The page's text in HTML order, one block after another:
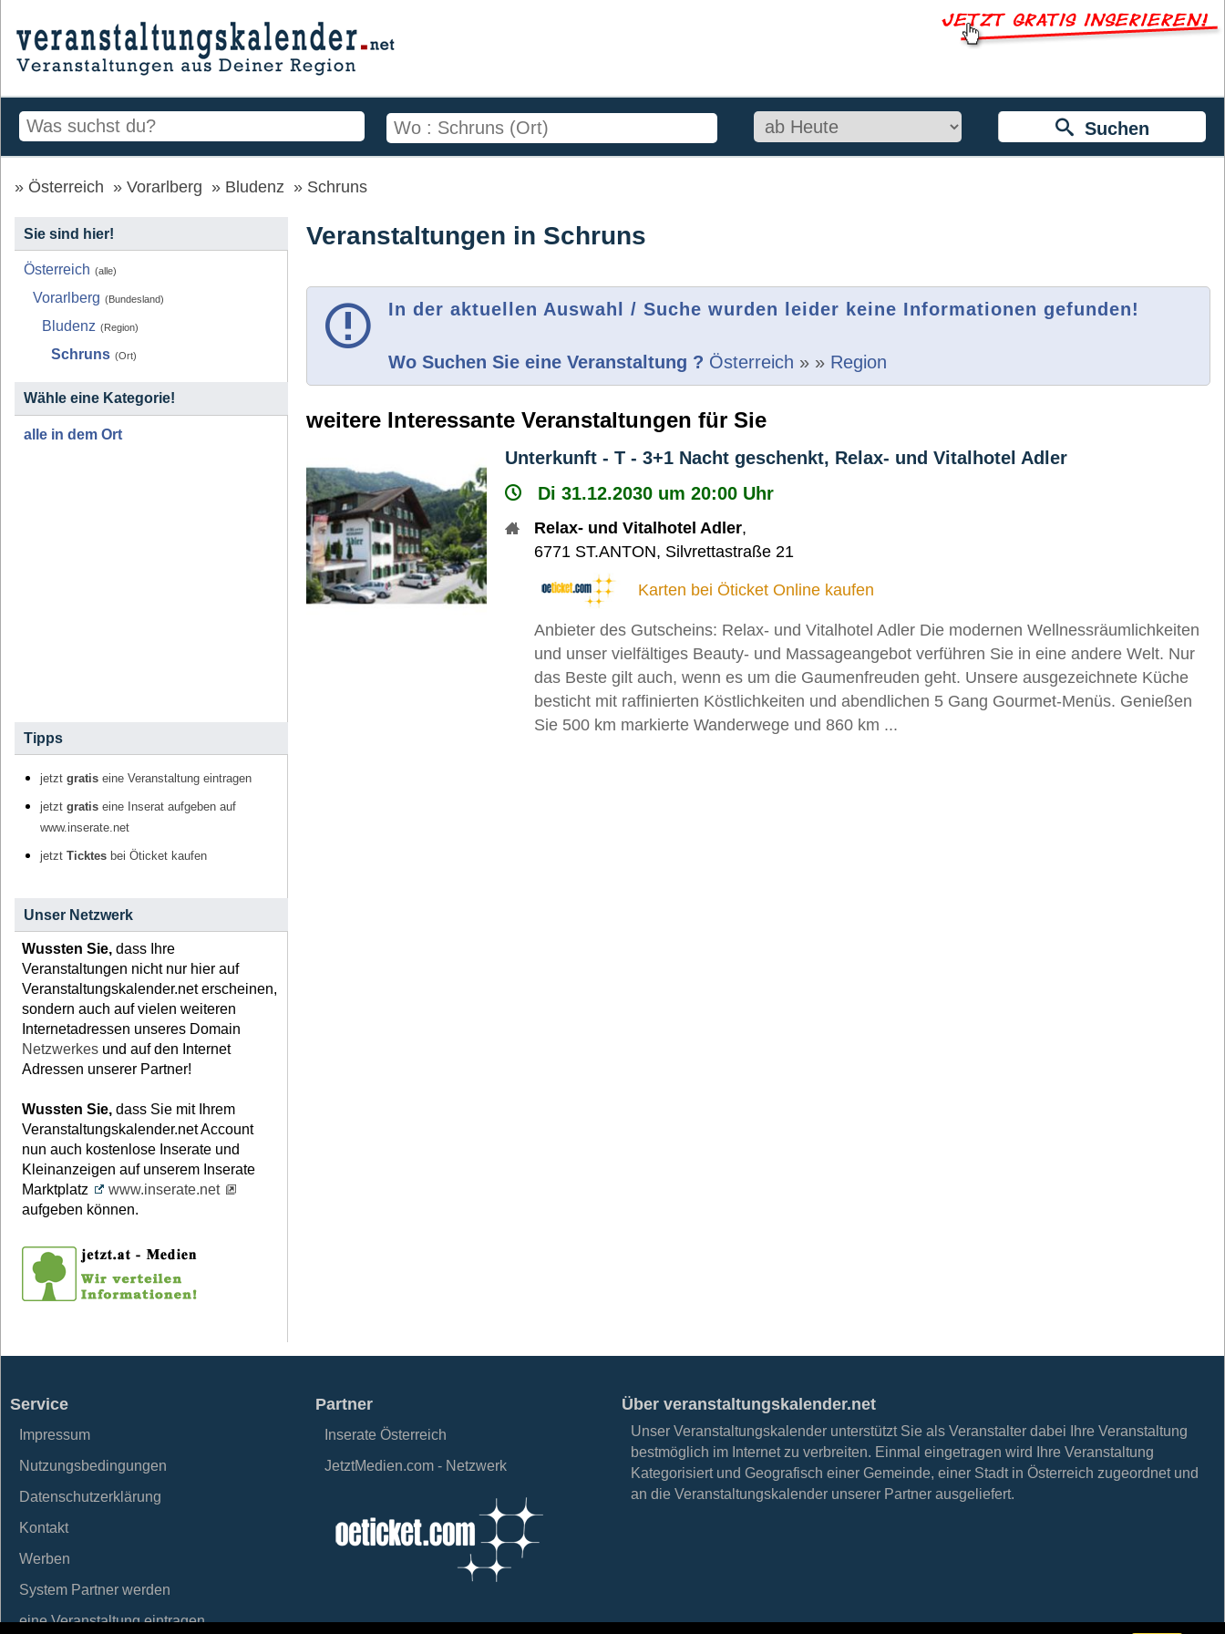
Suchen
Österreich Vorarlberg Bludenz Schruns
Veranstaltungen in Schruns
In der aktuellen Auswahl / Suche wurden leider keine Informationen gefunden!
Wo Suchen Sie eine Veranstaltung ? Österreich » » Region
weitere Interessante Veranstaltungen für Sie
Unterkunft - T - 3+1 Nacht geschenkt, Relax- und Vitalhotel Adler
Di 31.12.2030 um 20:00 Uhr
Relax- und Vitalhotel Adler,
6771 ST.ANTON, Silvrettastraße 21
Karten bei Öticket Online kaufen
Anbieter des Gutscheins: Relax- und Vitalhotel Adler Die modernen Wellnessräumlichkeiten
und unser vielfältiges Beauty- und Massageangebot verführen Sie in eine andere Welt. Nur
das Beste gilt auch, wenn es um die Gaumenfreuden geht. Unsere ausgezeichnete Küche
besticht mit raffinierten Köstlichkeiten und abendlichen 5 Gang Gourmet-Menüs. Genießen
Sie 500 km markierte Wanderwege und 860 km ...
Sie sind hier!
Österreich (alle)
Vorarlberg (Bundesland)
Bludenz (Region)
Schruns (Ort)
Wähle eine Kategorie!
alle in dem Ort
Tipps
jetzt gratis eine Veranstaltung eintragen
jetzt gratis eine Inserat aufgeben auf
www.inserate.net
jetzt Ticktes bei Öticket kaufen
Unser Netzwerk
Wussten Sie, dass Ihre
Veranstaltungen nicht nur hier auf
Veranstaltungskalender.net erscheinen,
sondern auch auf vielen weiteren
Internetadressen unseres Domain
Netzwerkes und auf den Internet
Adressen unserer Partner!
Wussten Sie, dass Sie mit Ihrem
Veranstaltungskalender.net Account
nun auch kostenlose Inserate und
Kleinanzeigen auf unserem Inserate
Marktplatz
www.inserate.net
aufgeben können.
Service
Impressum
Nutzungsbedingungen
Datenschutzerklärung
Kontakt
Werben
System Partner werden
eine Veranstaltung eintragen
Partner
Inserate Österreich
JetztMedien.com - Netzwerk
Über veranstaltungskalender.net
Unser Veranstaltungskalender unterstützt Sie als Veranstalter dabei Ihre Veranstaltung
bestmöglich im Internet zu verbreiten. Einmal eingetragen wird Ihre Veranstaltung
Kategorisiert und Geografisch einer Gemeinde, einer Stadt in Österreich zugeordnet und
an die Veranstaltungskalender unserer Partner ausgeliefert.